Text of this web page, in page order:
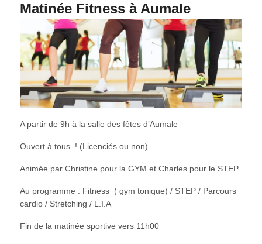
Matinée Fitness à Aumale
A partir de 9h à la salle des fêtes d’Aumale
Ouvert à tous ! (Licenciés ou non)
Animée par Christine pour la GYM et Charles pour le STEP
Au programme : Fitness ( gym tonique) / STEP / Parcours
cardio / Stretching / L.I.A
Fin de la matinée sportive vers 11h00